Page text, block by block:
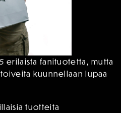
erilaista fanituotetta, mutta
kuunnellaan lupaa
tuotteita